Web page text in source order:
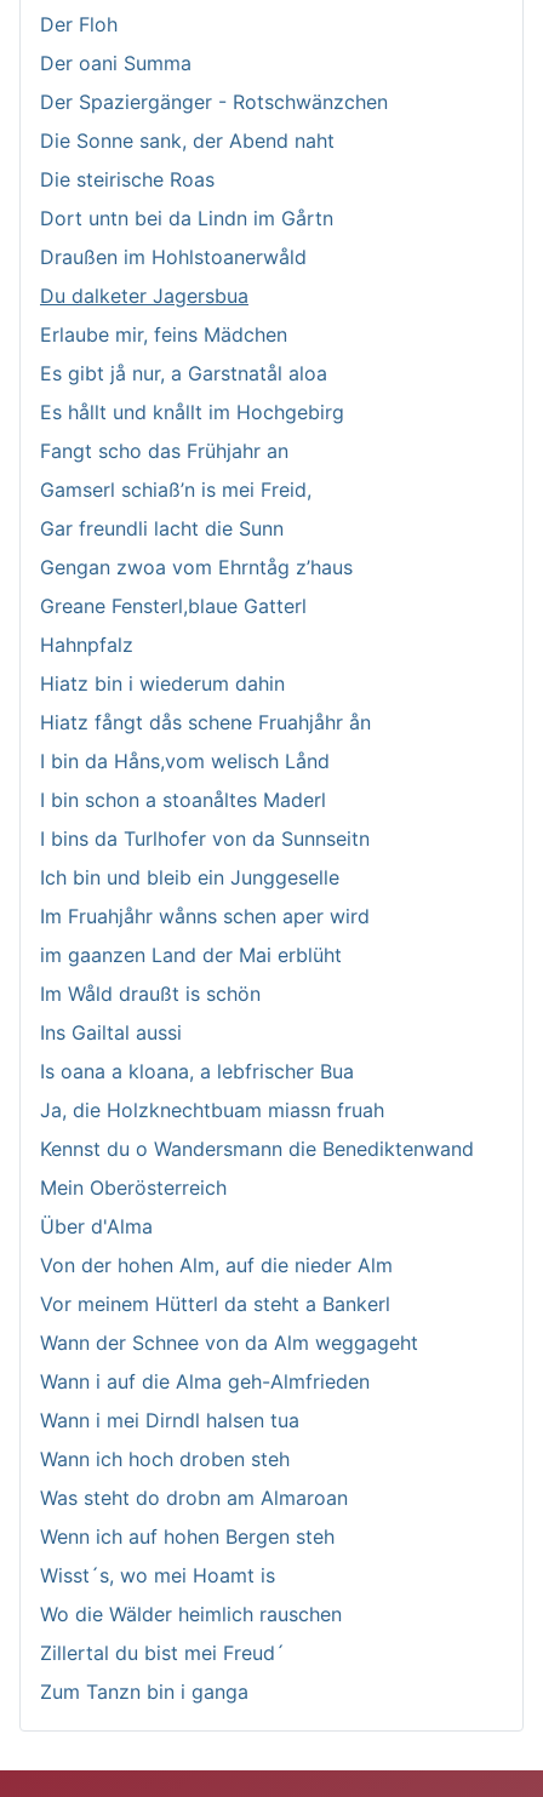
Der Floh
Der oani Summa
Der Spaziergänger - Rotschwänzchen
Die Sonne sank, der Abend naht
Die steirische Roas
Dort untn bei da Lindn im Gårtn
Draußen im Hohlstoanerwåld
Du dalketer Jagersbua
Erlaube mir, feins Mädchen
Es gibt jå nur, a Garstnatål aloa
Es hållt und knållt im Hochgebirg
Fangt scho das Frühjahr an
Gamserl schiaß’n is mei Freid,
Gar freundli lacht die Sunn
Gengan zwoa vom Ehrntåg z’haus
Greane Fensterl,blaue Gatterl
Hahnpfalz
Hiatz bin i wiederum dahin
Hiatz fångt dås schene Fruahjåhr ån
I bin da Håns,vom welisch Lånd
I bin schon a stoanåltes Maderl
I bins da Turlhofer von da Sunnseitn
Ich bin und bleib ein Junggeselle
Im Fruahjåhr wånns schen aper wird
im gaanzen Land der Mai erblüht
Im Wåld draußt is schön
Ins Gailtal aussi
Is oana a kloana, a lebfrischer Bua
Ja, die Holzknechtbuam miassn fruah
Kennst du o Wandersmann die Benediktenwand
Mein Oberösterreich
Über d'Alma
Von der hohen Alm, auf die nieder Alm
Vor meinem Hütterl da steht a Bankerl
Wann der Schnee von da Alm weggageht
Wann i auf die Alma geh-Almfrieden
Wann i mei Dirndl halsen tua
Wann ich hoch droben steh
Was steht do drobn am Almaroan
Wenn ich auf hohen Bergen steh
Wisst´s, wo mei Hoamt is
Wo die Wälder heimlich rauschen
Zillertal du bist mei Freud´
Zum Tanzn bin i ganga